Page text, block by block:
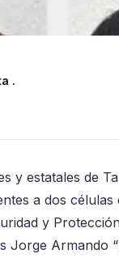
.
y estatales de
a dos
y
Jorge Armando